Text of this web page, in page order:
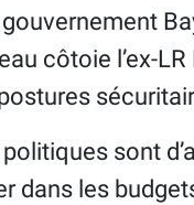
côtoie l’ex-
sont
dans les